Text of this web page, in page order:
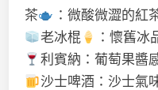
茶
：微酸微澀的紅
老冰棍
：懷舊冰
利賓納：葡萄果醬
沙士啤酒：沙士氣